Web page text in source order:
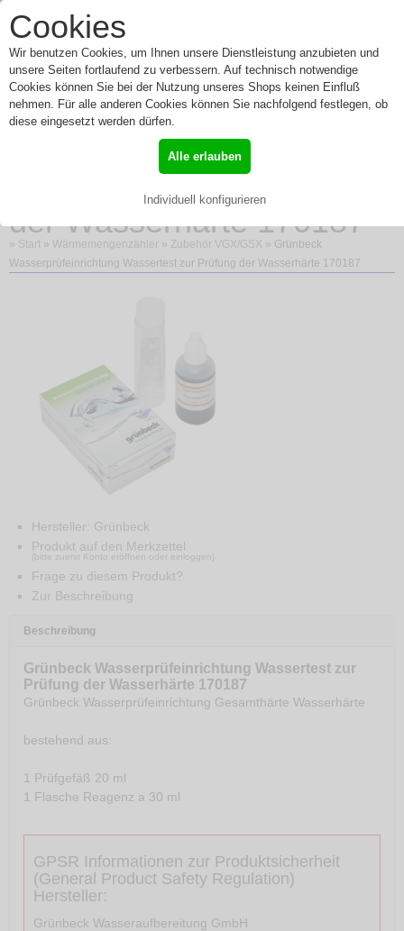
Cookies
Wir benutzen Cookies, um Ihnen unsere Dienstleistung anzubieten und
unsere Seiten fortlaufend zu verbessern. Auf technisch notwendige
Cookies können Sie bei der Nutzung unseres Shops keinen Einfluß
nehmen. Für alle anderen Cookies können Sie nachfolgend festlegen, ob
diese eingesetzt werden dürfen.
Alle erlauben
Individuell konfigurieren
Toggle
Menü
Grünbeck
Wasserprüfeinrichtung
Wassertest zur Prüfung
der Wasserhärte 170187
» Start » Wärmemengenzähler » Zubehör VGX/GSX » Grünbeck
Wasserprüfeinrichtung Wassertest zur Prüfung der Wasserhärte 170187
Hersteller: Grünbeck
Produkt auf den Merkzettel
(bitte zuerst Konto eröffnen oder einloggen)
Frage zu diesem Produkt?
Zur Beschreibung
Beschreibung
Grünbeck Wasserprüfeinrichtung Wassertest zur
Prüfung der Wasserhärte 170187
Grünbeck Wasserprüfeinrichtung Gesamthärte Wasserhärte
bestehend aus:
1 Prüfgefäß 20 ml
1 Flasche Reagenz a 30 ml
GPSR Informationen zur Produktsicherheit
(General Product Safety Regulation)
Hersteller:
Grünbeck Wasseraufbereitung GmbH